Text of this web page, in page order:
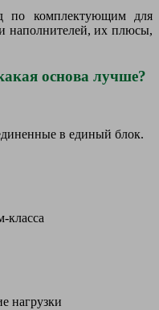
по комплектующим для
наполнителей, их плюсы,
основа лучше?
в единый блок.
класса
нагрузки